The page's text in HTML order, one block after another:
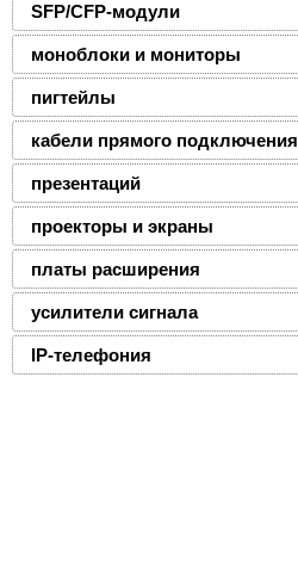
SFP/CFP-модули
моноблоки и мониторы
пигтейлы
кабели прямого подключения
презентаций
проекторы и экраны
платы расширения
усилители сигнала
IP-телефония